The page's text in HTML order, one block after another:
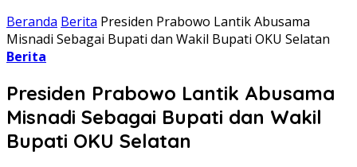
Beranda Berita Presiden Prabowo Lantik Abusama
Misnadi Sebagai Bupati dan Wakil Bupati OKU Selatan
Berita
Presiden Prabowo Lantik Abusama
Misnadi Sebagai Bupati dan Wakil
Bupati OKU Selatan